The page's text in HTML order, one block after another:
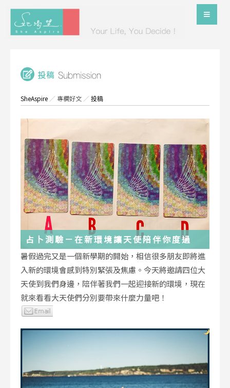
SheAspire ／專欄好文 ／投稿
占卜測驗－在新環境讓天使陪伴你度過
暑假過完又是一個新學期的開始，相信很多朋友即將進
入新的環境會感到特別緊張及焦慮。今天將邀請四位大
天使到我們身邊，陪伴著我們一起迎接新的環境，現在
就來看看大天使們分別要帶來什麼力量吧！